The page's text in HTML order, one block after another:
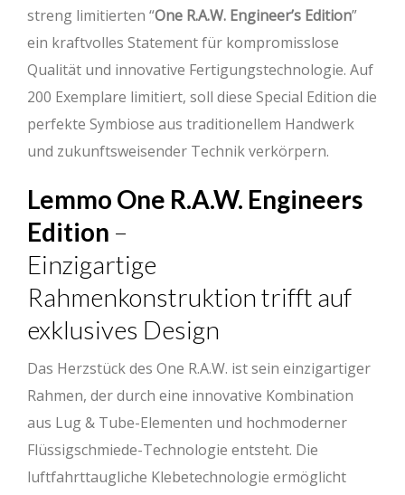
streng limitierten “One R.A.W. Engineer’s Edition”
ein kraftvolles Statement für kompromisslose
Qualität und innovative Fertigungstechnologie. Auf
200 Exemplare limitiert, soll diese Special Edition die
perfekte Symbiose aus traditionellem Handwerk
und zukunftsweisender Technik verkörpern.
Lemmo One R.A.W. Engineers
Edition –
Einzigartige
Rahmenkonstruktion trifft auf
exklusives Design
Das Herzstück des One R.A.W. ist sein einzigartiger
Rahmen, der durch eine innovative Kombination
aus Lug & Tube-Elementen und hochmoderner
Flüssigschmiede-Technologie entsteht. Die
luftfahrttaugliche Klebetechnologie ermöglicht